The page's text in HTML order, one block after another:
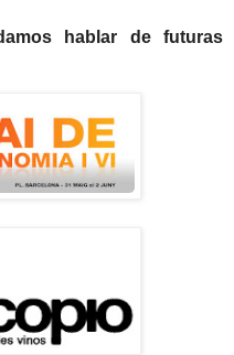
hablar de futuras